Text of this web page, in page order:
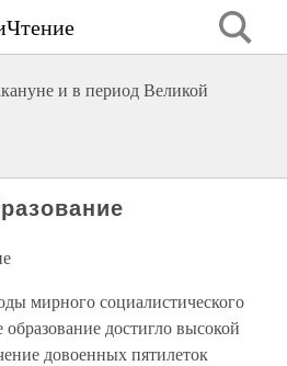
и в период Великой
мирного социалистического
образование достигло высокой
довоенных пятилеток